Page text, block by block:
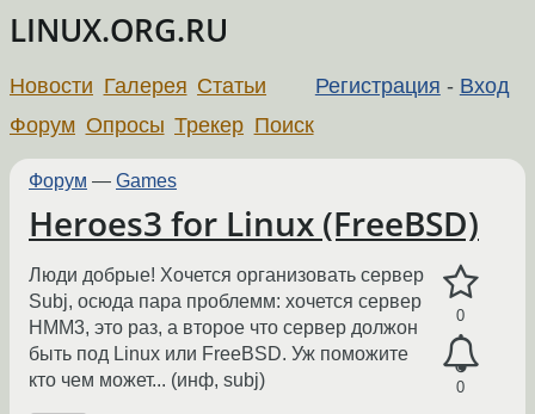
LINUX.ORG.RU
Регистрация - Вход
Новости Галерея Статьи
Форум Опросы Трекер Поиск
Форум — Games
Heroes3 for Linux (FreeBSD)
0
0
Люди добрые! Хочется организовать сервер
Subj, осюда пара проблемм: хочется сервер
HMM3, это раз, а второе что сервер должон
быть под Linux или FreeBSD. Уж поможите
кто чем может... (инф, subj)